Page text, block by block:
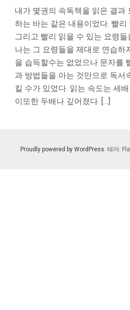
내가 몇권의 속독책을 읽은 결과
하는 바는 같은 내용이었다. 빨리
그리고 빨리 읽을 수 있는 요령
나는 그 요령들을 제대로 연습하
을 습득할수는 없었으나 문자를
과 방법들을 아는 것만으로 독서
킬 수가 있었다. 읽는 속도는 세
이또한 두배나 깊어졌다. […]
Proudly powered by WordPress. 테마: